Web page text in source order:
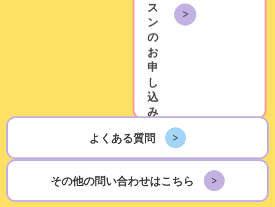
ス
ン
の
お
申
し
込
み
よくある質問
その他の問い合わせはこちら